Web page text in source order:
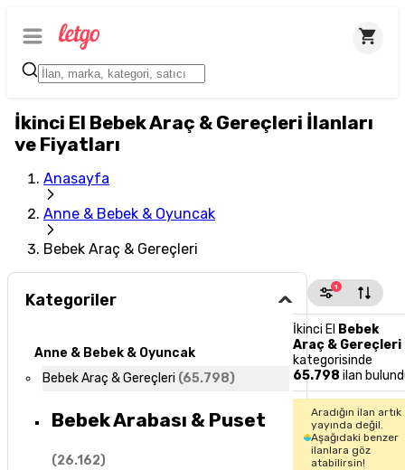
İkinci El Bebek Araç & Gereçleri İlanları
ve Fiyatları
Anasayfa
Anne & Bebek & Oyuncak
Bebek Araç & Gereçleri
Kategoriler
Anne & Bebek & Oyuncak
Bebek Araç & Gereçleri (65.798)
Bebek Arabası & Puset
(26.162)
1
İkinci El Bebek
Araç & Gereçleri
kategorisinde
65.798 ilan
Aradığın ilan artık
yayında değil.
Aşağıdaki benzer
ilanlara göz
atabilirsin!